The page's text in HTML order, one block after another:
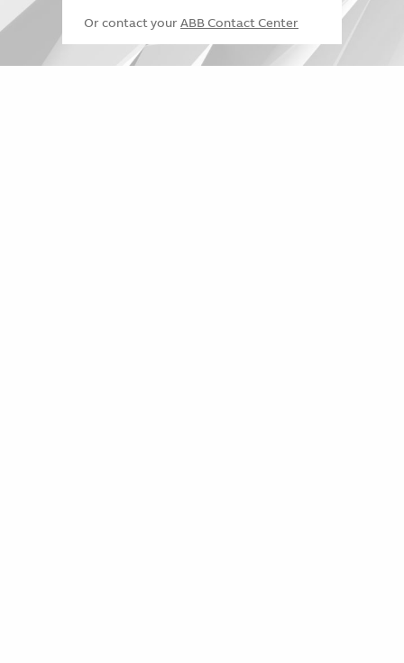
Or contact your ABB Contact Center